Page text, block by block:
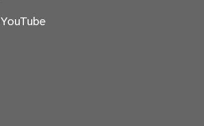
YouTube